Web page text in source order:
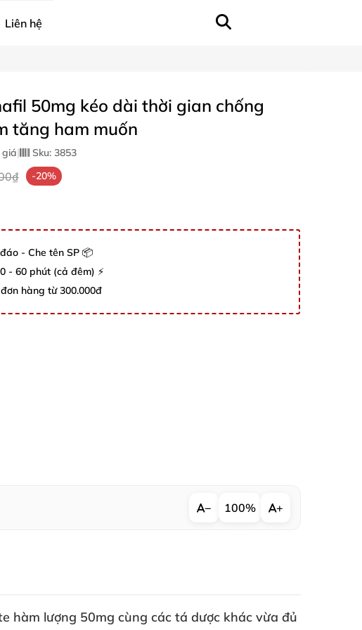
Liên hệ
50mg kéo dài thời gian chống
tăng ham muốn
giá| Sku: 3853
-20%
- Che tên SP 📦
- 60 phút (cả đêm) ⚡
hàng từ 300.000đ
− 100% +
hàm lượng 50mg cùng các tá dược khác vừa đủ